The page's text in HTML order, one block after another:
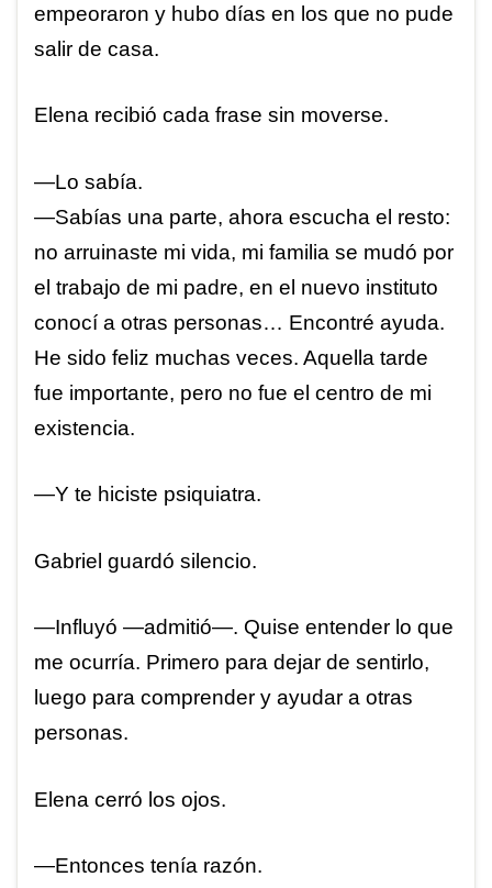
empeoraron y hubo días en los que no pude
salir de casa.
Elena recibió cada frase sin moverse.
—Lo sabía.
—Sabías una parte, ahora escucha el resto:
no arruinaste mi vida, mi familia se mudó por
el trabajo de mi padre, en el nuevo instituto
conocí a otras personas… Encontré ayuda.
He sido feliz muchas veces. Aquella tarde
fue importante, pero no fue el centro de mi
existencia.
—Y te hiciste psiquiatra.
Gabriel guardó silencio.
—Influyó —admitió—. Quise entender lo que
me ocurría. Primero para dejar de sentirlo,
luego para comprender y ayudar a otras
personas.
Elena cerró los ojos.
—Entonces tenía razón.